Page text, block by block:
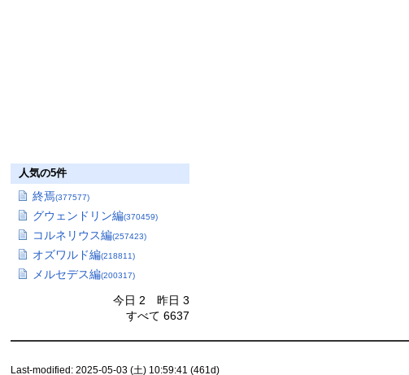
人気の5件
終焉(377577)
グウェンドリン編(370459)
コルネリウス編(257423)
オズワルド編(218811)
メルセデス編(200317)
今日 2 昨日 3
すべて 6637
Last-modified: 2025-05-03 (土) 10:59:41 (461d)